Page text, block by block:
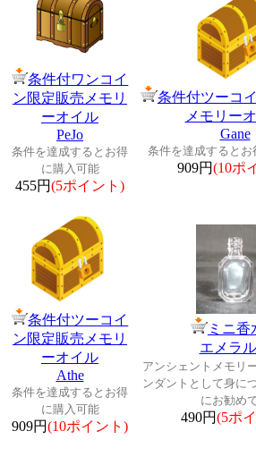
条件付ワンコイ
ン限定販売メモリ
ーオイル
PeJo
条件を達成するとお得
に購入可能
455円(5ポイント)
条件付ツーコ
メモリー
Gane
条件を達成するとお
909円(10ポ
条件付ツーコイ
ン限定販売メモリ
ーオイル
Athe
条件を達成するとお得
に購入可能
909円(10ポイント)
ミニ香
エメラ
アンシェントメモリ
ンダントとして身に
にお勧め
490円(5ポ